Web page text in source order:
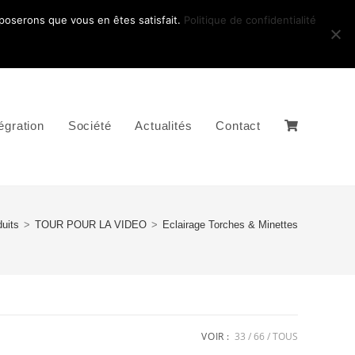
Société Actualités Contact
> TOUR POUR LA VIDEO > Eclairage Torches & Minettes
VOIR : 33 66 TOUS
que vous en êtes satisfait. Politique de confidentialité